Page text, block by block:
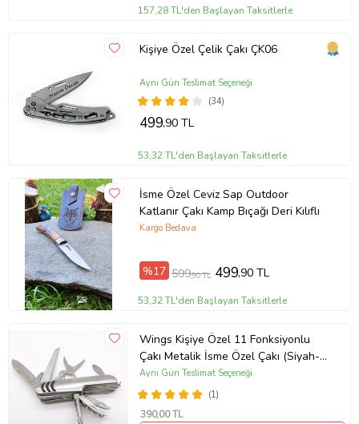
157,28 TL'den Başlayan Taksitlerle
Kişiye Özel Çelik Çakı ÇK06
(34)
Aynı Gün Teslimat Seçeneği
499,90 TL
53,32 TL'den Başlayan Taksitlerle
İsme Özel Ceviz Sap Outdoor
Katlanır Çakı Kamp Bıçağı Deri Kılıflı
Kargo Bedava
%17 599,90 TL 499,90 TL
53,32 TL'den Başlayan Taksitlerle
Wings Kişiye Özel 11 Fonksiyonlu
Çakı Metalik İsme Özel Çakı (Siyah-
Gri)
(1)
Aynı Gün Teslimat Seçeneği
390,00 TL